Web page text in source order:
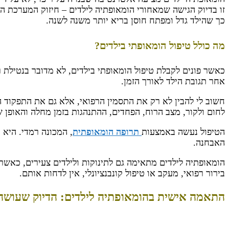
זו בדיוק הגישה שמאחורי הומאופתיה לילדים – חיזוק המערכת
כך שהילד גדל ומפתח חוסן בריא יותר משנה לשנה.
מה כולל טיפול הומאופתי בילדים?
כאשר פונים לקבלת טיפול הומאופתי בילדים, לא מדובר
אחר תגובת הילד לאורך הזמן.
חשוב לי להבין לא רק את התסמין הרפואי, אלא גם את התפקוד
לחום ולקור, מצב הרוח, הפחדים, ההתנהגות בזמן מחלה והאופן
הטיפול נעשה באמצעות תרופה הומאופתית, המכונה רמדי.
האבחנה.
הומאופתיה לילדים מתאימה גם לתינוקות ולילדים צעירים,
בירור רפואי, מעקב או טיפול קונבנציונלי, אין לדחות אותם.
התאמה אישית בהומאופתיה לילדים: הדיוק